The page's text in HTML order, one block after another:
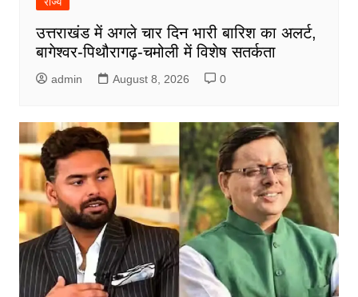
उत्तराखंड में अगले चार दिन भारी बारिश का अलर्ट,
बागेश्वर-पिथौरागढ़-चमोली में विशेष सतर्कता
admin August 8, 2026 0